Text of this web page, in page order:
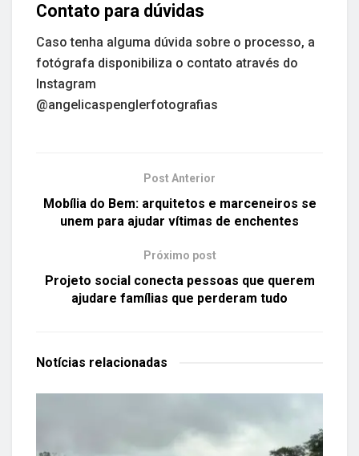
Contato para dúvidas
Caso tenha alguma dúvida sobre o processo, a
fotógrafa disponibiliza o contato através do
Instagram
@angelicaspenglerfotografias
Post Anterior
Mobília do Bem: arquitetos e marceneiros se
unem para ajudar vítimas de enchentes
Próximo post
Projeto social conecta pessoas que querem
ajudare famílias que perderam tudo
Notícias relacionadas